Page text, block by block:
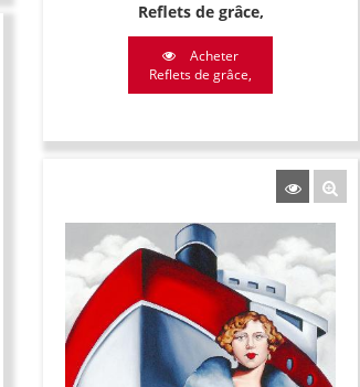
Reflets de grâce,
Acheter
Reflets de grâce,